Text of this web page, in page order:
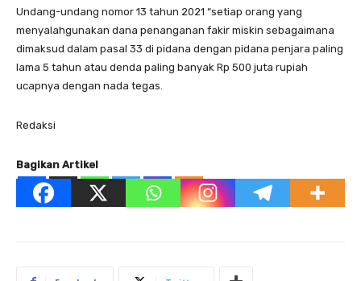
Undang-undang nomor 13 tahun 2021 “setiap orang yang
menyalahgunakan dana penanganan fakir miskin sebagaimana
dimaksud dalam pasal 33 di pidana dengan pidana penjara paling
lama 5 tahun atau denda paling banyak Rp 500 juta rupiah
ucapnya dengan nada tegas.
Redaksi
Bagikan Artikel